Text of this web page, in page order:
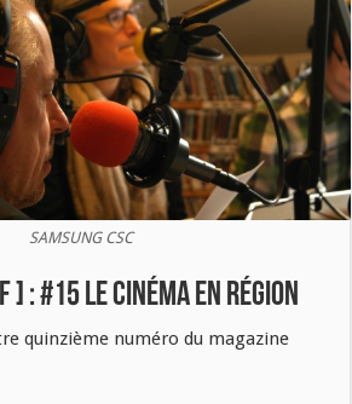
SAMSUNG CSC
] : #15 Le cinéma en région
quinzième numéro du magazine